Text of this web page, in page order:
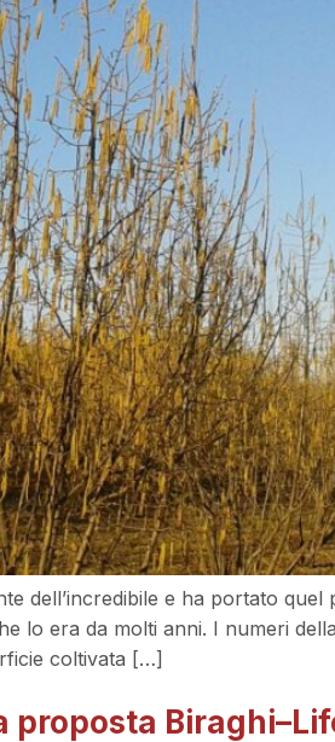
dell’incredibile e ha portato quel
lo era da molti anni. I numeri
coltivata […]
proposta